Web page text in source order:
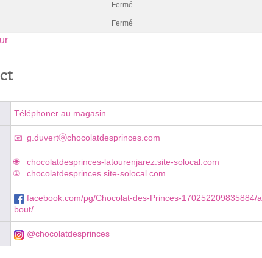
Fermé
Fermé
Téléphoner au magasin
g.duvertⓐchocolatdesprinces.com
chocolatdesprinces-latourenjarez.site-solocal.com
chocolatdesprinces.site-solocal.com
facebook.com/pg/Chocolat-des-Princes-170252209835884/a
bout/
@chocolatdesprinces